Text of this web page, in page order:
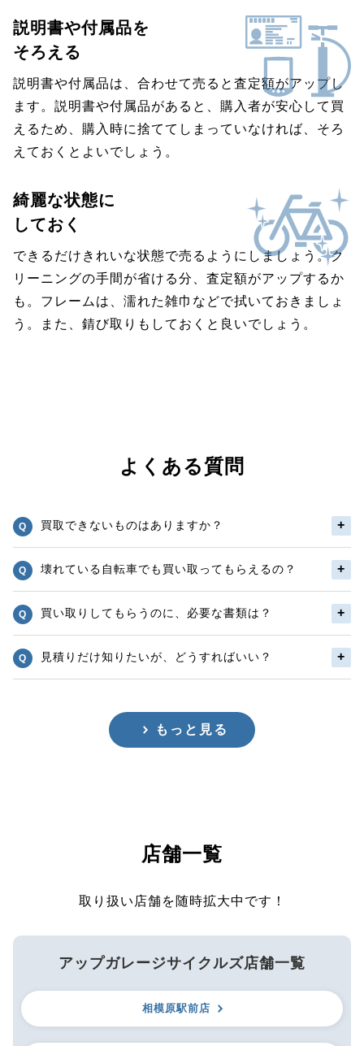
説明書や付属品を
そろえる
説明書や付属品は、合わせて売ると査定額がアップし
ます。説明書や付属品があると、購入者が安心して買
えるため、購入時に捨ててしまっていなければ、そろ
えておくとよいでしょう。
綺麗な状態に
しておく
できるだけきれいな状態で売るようにしましょう。ク
リーニングの手間が省ける分、査定額がアップするか
も。フレームは、濡れた雑巾などで拭いておきましょ
う。また、錆び取りもしておくと良いでしょう。
よくある質問
買取できないものはありますか？
壊れている自転車でも買い取ってもらえるの？
買い取りしてもらうのに、必要な書類は？
見積りだけ知りたいが、どうすればいい？
もっと見る
店舗一覧
取り扱い店舗を随時拡大中です！
アップガレージサイクルズ店舗一覧
相模原駅前店